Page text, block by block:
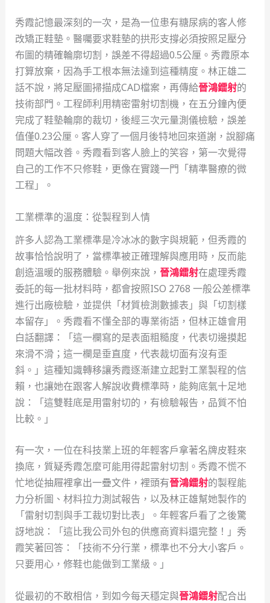
秀霞記憶最深刻的一次，是為一位患有糖尿病的客人修
改矯正鞋墊。醫囑要求鞋墊的拱形支撐必須按照足壓分
布圖的精確輪廓切割，誤差不得超過0.5公厘。秀霞原本
打算放棄，因為手工根本無法達到這種精度。林正雄二
話不說，將足壓圖掃描成CAD檔案，再傳給晉鴻鐳射的
技術部門。工程師利用精密雷射切割機，在五分鐘內便
完成了鞋墊輪廓的裁切，後經三次元量測儀檢驗，誤差
值僅0.23公厘。客人穿了一個月後特地回來道謝，說腳痛
問題大幅改善。秀霞看到客人臉上的笑容，第一次覺得
自己的工作不只修鞋，更像在實踐一門「精準醫療的微
工程」。
工業標準的溫度：從製程到人情
許多人認為工業標準是冷冰冰的數字與規範，但秀霞的
故事恰恰說明了，當標準被正確理解與應用時，反而能
創造溫暖的服務體驗。舉例來說， 晉鴻鐳射在處理秀霞
委託的每一批材料時，都會按照ISO 2768 一般公差標準
進行出廠檢驗，並提供「材質檢測數據表」與「切割樣
本留存」。秀霞看不懂全部的專業術語，但林正雄會用
白話翻譯：「這一欄寫的是表面粗糙度，代表切邊摸起
來滑不滑；這一欄是垂直度，代表裁切面有沒有歪
斜。」這種知識轉移讓秀霞逐漸建立起對工業製程的信
賴，也讓她在跟客人解說收費標準時，能夠底氣十足地
說：「這雙鞋底是用雷射切的，有檢驗報告，品質不怕
比較。」
有一次，一位在科技業上班的年輕客戶拿著名牌皮鞋來
換底，質疑秀霞怎麼可能用得起雷射切割。秀霞不慌不
忙地從抽屜裡拿出一疊文件，裡頭有晉鴻鐳射的製程能
力分析圖、材料拉力測試報告，以及林正雄幫她製作的
「雷射切割與手工裁切對比表」。年輕客戶看了之後驚
訝地說：「這比我公司外包的供應商資料還完整！」秀
霞笑著回答：「技術不分行業，標準也不分大小客戶。
只要用心，修鞋也能做到工業級。」
從最初的不敢相信，到如今每天穩定與晉鴻鐳射配合出